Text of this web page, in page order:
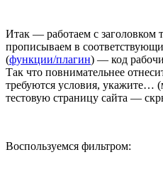
Итак — работаем с заголовком
прописываем в
(функции/плагин) — код
Так что повнимательнее
требуются условия, укажите…
тестовую страницу сайта —
Воспользуемся фильтром: